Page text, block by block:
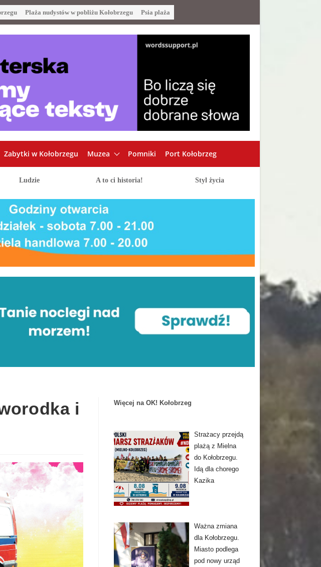
Plaża nudystów w pobliżu Kołobrzegu Psia plaża
Zabytki w Kołobrzegu Muzea Pomniki Port Kołobrzeg
Ludzie A to ci historia! Styl życia
i
Więcej na OK! Kołobrzeg
Strażacy przejdą
plażą z Mielna
do Kołobrzegu.
Idą dla chorego
Kazika
Ważna zmiana
dla Kołobrzegu.
Miasto podlega
pod nowy urząd